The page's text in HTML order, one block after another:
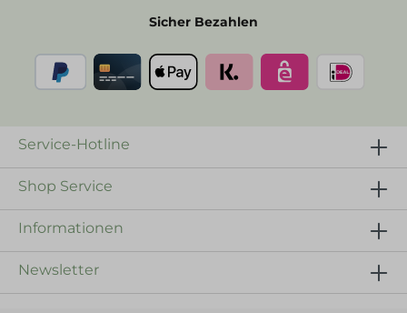
Sicher Bezahlen
Service-Hotline
Shop Service
Informationen
Newsletter